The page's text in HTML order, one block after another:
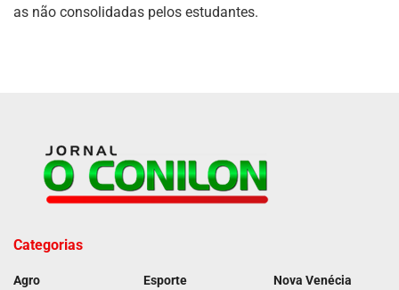
as não consolidadas pelos estudantes.
Categorias
Agro
Esporte
Nova Venécia